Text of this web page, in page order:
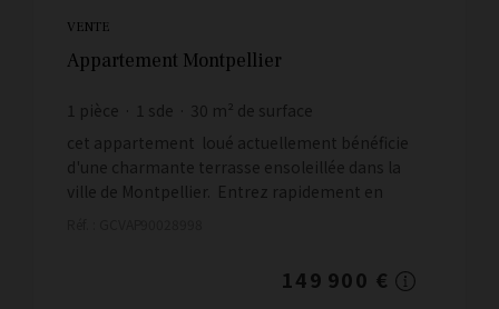
VENTE
Appartement Montpellier
1 pièce 1 sde 30 m² de surface
4 996,67 € prix / m²
cet appartement loué actuellement bénéficie
d'une charmante terrasse ensoleillée dans la
ville de Montpellier. Entrez rapidement en
149 900 €